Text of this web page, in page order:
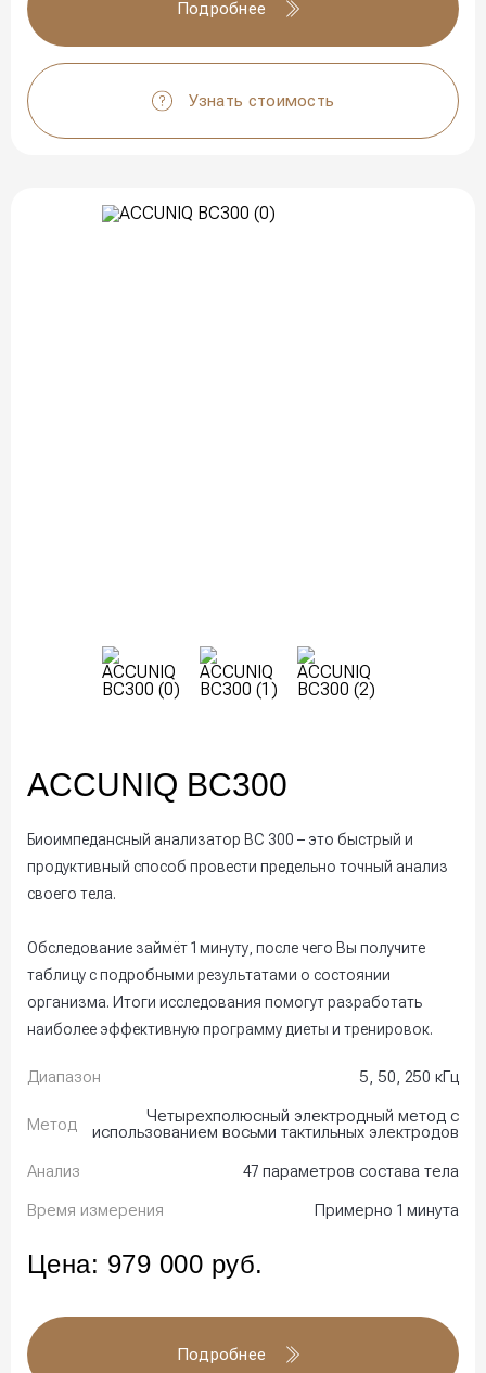
Подробнее
Узнать стоимость
ACCUNIQ BC300
Биоимпедансный анализатор BC 300 – это быстрый и
продуктивный способ провести предельно точный анализ
своего тела.
Обследование займёт 1 минуту, после чего Вы получите
таблицу с подробными результатами о состоянии
организма. Итоги исследования помогут разработать
наиболее эффективную программу диеты и тренировок.
Диапазон 5, 50, 250 кГц
Метод
Четырехполюсный электродный метод с
использованием восьми тактильных электродов
Анализ
47 параметров состава тела
Время измерения
Примерно 1 минута
Цена: 979 000 руб.
Подробнее